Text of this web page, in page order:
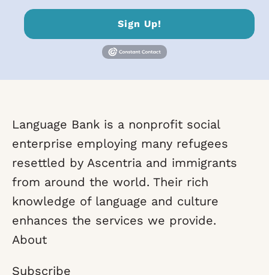
Sign Up!
Language Bank is a nonprofit social
enterprise employing many refugees
resettled by Ascentria and immigrants
from around the world. Their rich
knowledge of language and culture
enhances the services we provide.
About
Subscribe